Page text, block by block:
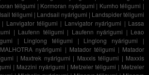
téligumi | Kormoran nyárigumi | Kumho téligumi |
téligumi | Landsail nyárigumi | Landspider téligumi
| Lanvigator téligumi | Lanvigator nyárigumi | Lassa
| Laufenn téligumi | Laufenn nyárigumi | Leao
| Linglong téligumi | Linglong nyárigumi |
MALHOTRA nyárigumi | Matador téligumi | Matador
| Maxtrek nyárigumi | Maxxis téligumi | Maxxis
| Mazzini nyárigumi | Metzeler téligumi | Metzeler